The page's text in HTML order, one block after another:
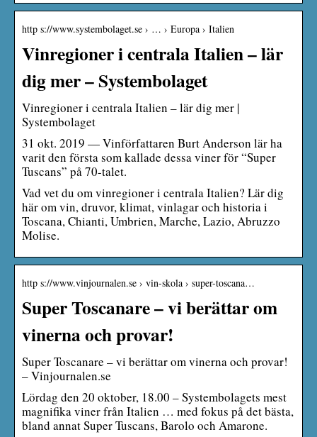
http s://www.systembolaget.se › … › Europa › Italien
Vinregioner i centrala Italien – lär
dig mer – Systembolaget
Vinregioner i centrala Italien – lär dig mer |
Systembolaget
31 okt. 2019 — Vinförfattaren Burt Anderson lär ha
varit den första som kallade dessa viner för “Super
Tuscans” på 70-talet.
Vad vet du om vinregioner i centrala Italien? Lär dig
här om vin, druvor, klimat, vinlagar och historia i
Toscana, Chianti, Umbrien, Marche, Lazio, Abruzzo
Molise.
http s://www.vinjournalen.se › vin-skola › super-toscana…
Super Toscanare – vi berättar om
vinerna och provar!
Super Toscanare – vi berättar om vinerna och provar!
– Vinjournalen.se
Lördag den 20 oktober, 18.00 – Systembolagets mest
magnifika viner från Italien … med fokus på det bästa,
bland annat Super Tuscans, Barolo och Amarone.